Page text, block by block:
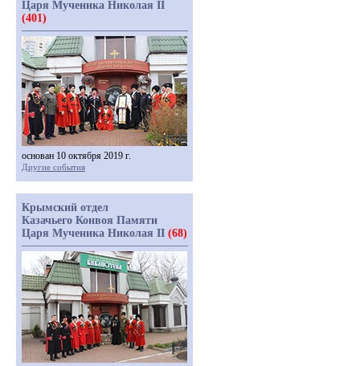
Царя Мученика Николая II
(401)
основан 10 октября 2019 г.
Другие события
Крымский отдел
Казачьего Конвоя Памяти
Царя Мученика Николая II (68)